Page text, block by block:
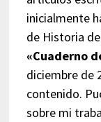
inicialmente
de Historia
«Cuaderno
diciembre de
contenido.
sobre mi